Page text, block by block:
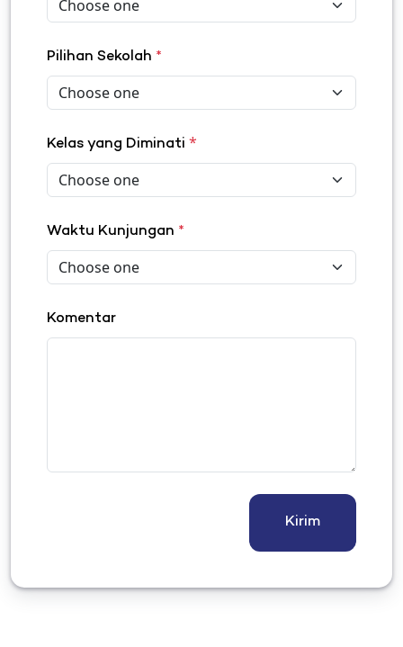
Pilihan Sekolah *
Kelas yang Diminati *
Waktu Kunjungan *
Komentar
Kirim